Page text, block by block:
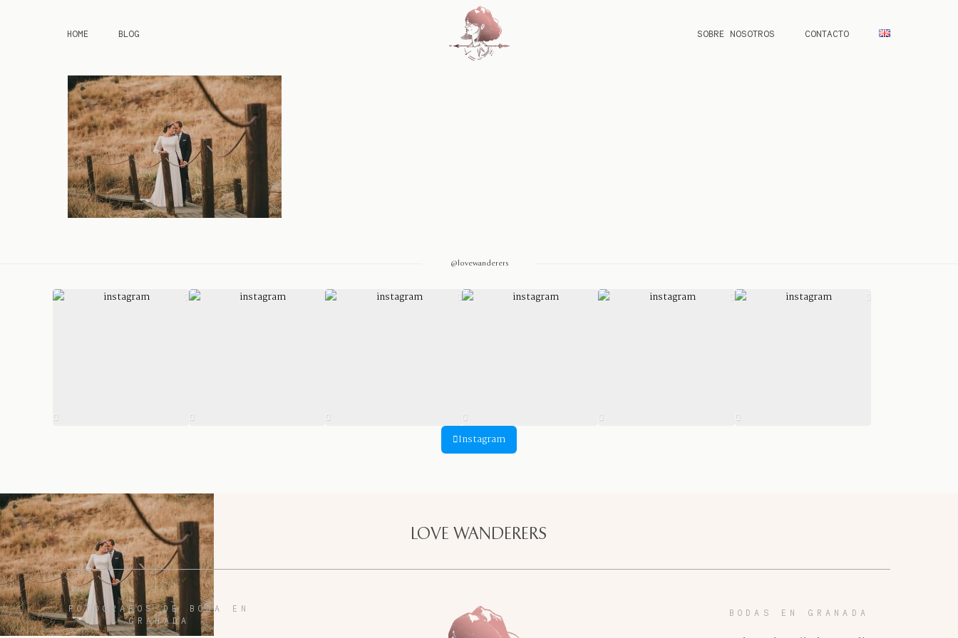
HOME BLOG SOBRE NOSOTROS CONTACTO
@lovewanderers
Instagram
LOVE WANDERERS
FOTÓGRAFOS DE BODA EN
GRANADA
BODAS EN GRANADA